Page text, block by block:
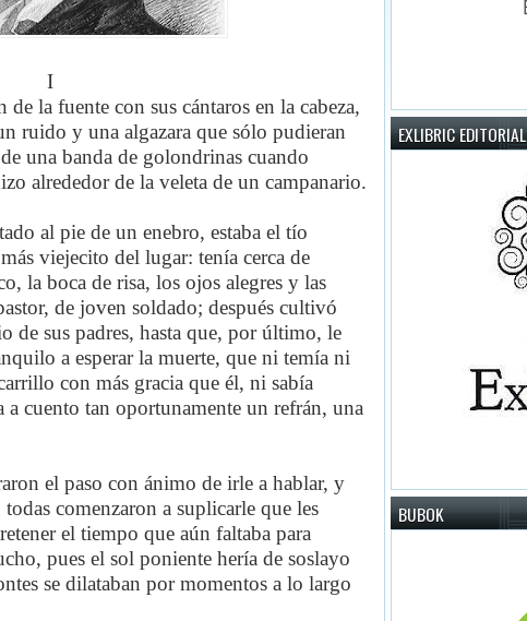
I
la fuente con sus cántaros en la cabeza,
ruido y una algazara que sólo pudieran
una banda de golondrinas cuando
alrededor de la veleta de un campanario.
al pie de un enebro, estaba el tío
viejecito del lugar: tenía cerca de
la boca de risa, los ojos alegres y las
de joven soldado; después cultivó
de sus padres, hasta que, por último, le
a esperar la muerte, que ni temía ni
con más gracia que él, ni sabía
a cuento tan oportunamente un refrán, una
el paso con ánimo de irle a hablar, y
comenzaron a suplicarle que les
el tiempo que aún faltaba para
pues el sol poniente hería de soslayo
se dilataban por momentos a lo largo
EXLIBRIC EDITORIAL
BUBOK